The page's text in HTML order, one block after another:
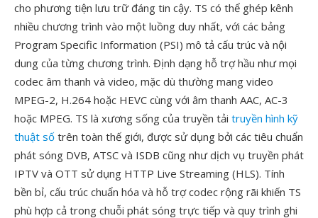
cho phương tiện lưu trữ đáng tin cậy. TS có thể ghép kênh
nhiều chương trình vào một luồng duy nhất, với các bảng
Program Specific Information (PSI) mô tả cấu trúc và nội
dung của từng chương trình. Định dạng hỗ trợ hầu như mọi
codec âm thanh và video, mặc dù thường mang video
MPEG-2, H.264 hoặc HEVC cùng với âm thanh AAC, AC-3
hoặc MPEG. TS là xương sống của truyền tải truyền hình kỹ
thuật số trên toàn thế giới, được sử dụng bởi các tiêu chuẩn
phát sóng DVB, ATSC và ISDB cũng như dịch vụ truyền phát
IPTV và OTT sử dụng HTTP Live Streaming (HLS). Tính
bền bỉ, cấu trúc chuẩn hóa và hỗ trợ codec rộng rãi khiến TS
phù hợp cả trong chuỗi phát sóng trực tiếp và quy trình ghi